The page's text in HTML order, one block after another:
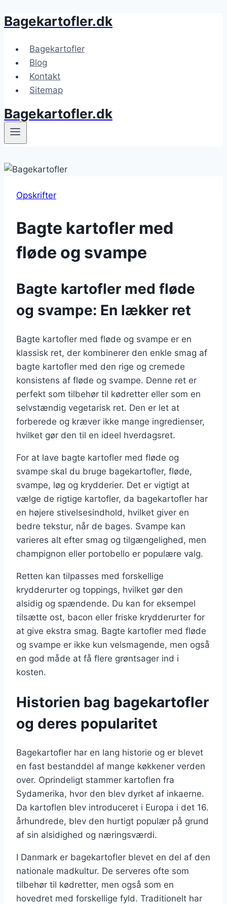
Fortsæt
indhold
Bagekartofler.dk
Bagekartofler
Blog
Kontakt
Sitemap
Bagekartofler.dk
Opskrifter
Bagte kartofler med
fløde og svampe
Bagte kartofler med fløde
og svampe: En lækker ret
Bagte kartofler med fløde og svampe er en
klassisk ret, der kombinerer den enkle smag af
bagte kartofler med den rige og cremede
konsistens af fløde og svampe. Denne ret er
perfekt som tilbehør til kødretter eller som en
selvstændig vegetarisk ret. Den er let at
forberede og kræver ikke mange ingredienser,
hvilket gør den til en ideel hverdagsret.
For at lave bagte kartofler med fløde og
svampe skal du bruge bagekartofler, fløde,
svampe, løg og krydderier. Det er vigtigt at
vælge de rigtige kartofler, da bagekartofler har
en højere stivelsesindhold, hvilket giver en
bedre tekstur, når de bages. Svampe kan
varieres alt efter smag og tilgængelighed, men
champignon eller portobello er populære valg.
Retten kan tilpasses med forskellige
krydderurter og toppings, hvilket gør den
alsidig og spændende. Du kan for eksempel
tilsætte ost, bacon eller friske krydderurter for
at give ekstra smag. Bagte kartofler med fløde
og svampe er ikke kun velsmagende, men også
en god måde at få flere grøntsager ind i
kosten.
Historien bag bagekartofler
og deres popularitet
Bagekartofler har en lang historie og er blevet
en fast bestanddel af mange køkkener verden
over. Oprindeligt stammer kartoflen fra
Sydamerika, hvor den blev dyrket af inkaerne.
Da kartoflen blev introduceret i Europa i det 16.
århundrede, blev den hurtigt populær på grund
af sin alsidighed og næringsværdi.
I Danmark er bagekartofler blevet en del af den
nationale madkultur. De serveres ofte som
tilbehør til kødretter, men også som en
hovedret med forskellige fyld. Traditionelt har